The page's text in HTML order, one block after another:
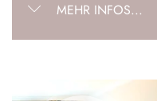
MEHR INFOS...